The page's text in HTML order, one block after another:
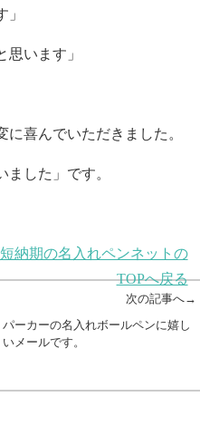
」
思います」
喜んでいただきました。
ました」です。
納期の名入れペンネットの
TOPへ戻る
次の記事へ→
パーカーの名入れボールペンに嬉し
いメールです。